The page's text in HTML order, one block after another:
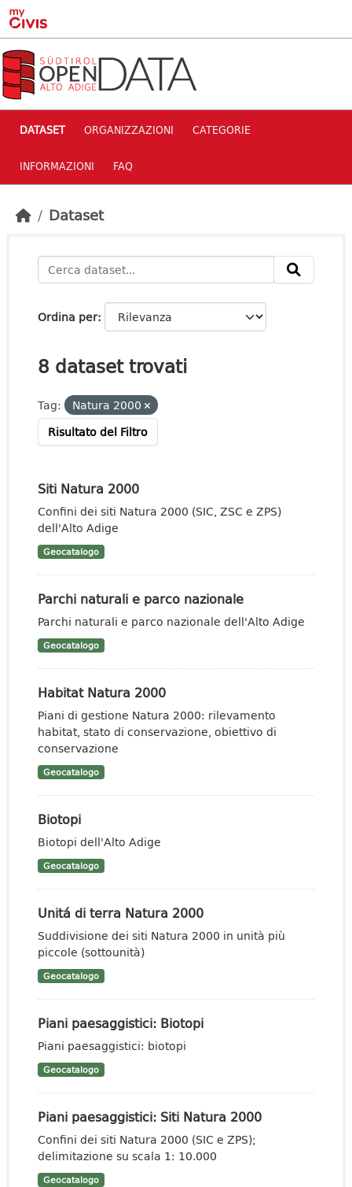
Skip to main content
DATASET ORGANIZZAZIONI CATEGORIE
INFORMAZIONI FAQ
Dataset
Ordina per
8 dataset trovati
Tag:
Natura 2000
Risultato del Filtro
Siti Natura 2000
Confini dei siti Natura 2000 (SIC, ZSC e ZPS)
dell'Alto Adige
Geocatalogo
Parchi naturali e parco nazionale
Parchi naturali e parco nazionale dell'Alto Adige
Geocatalogo
Habitat Natura 2000
Piani di gestione Natura 2000: rilevamento
habitat, stato di conservazione, obiettivo di
conservazione
Geocatalogo
Biotopi
Biotopi dell'Alto Adige
Geocatalogo
Unitá di terra Natura 2000
Suddivisione dei siti Natura 2000 in unità più
piccole (sottounità)
Geocatalogo
Piani paesaggistici: Biotopi
Piani paesaggistici: biotopi
Geocatalogo
Piani paesaggistici: Siti Natura 2000
Confini dei siti Natura 2000 (SIC e ZPS);
delimitazione su scala 1: 10.000
Geocatalogo